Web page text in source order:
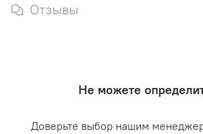
Отзывы
Не можете
Доверьте выбор нашим